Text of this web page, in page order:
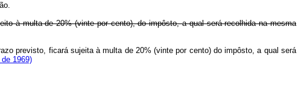
à multa de 20% (vinte por cento), do impôsto, a qual será recolhida na mesma
previsto, ficará sujeita à multa de 20% (vinte por cento) do impôsto, a qual será
1969)